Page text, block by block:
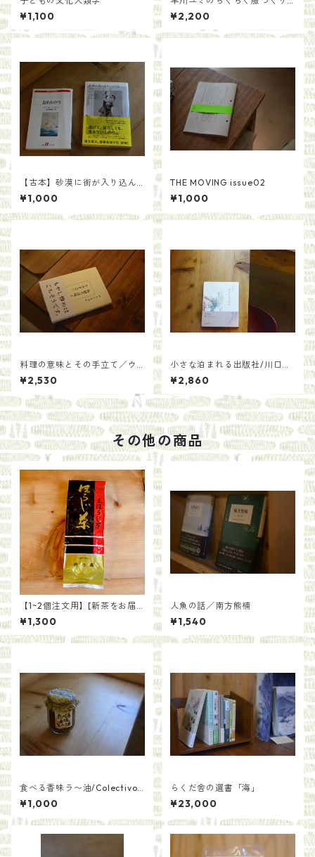
¥1,100
／早川ユミ
¥2,200
【古本】砂漠に街が入り込ん
だ日／グカ・ハン 著 原正人訳
¥1,000
THE MOVING issue02
¥1,000
料理の意味とその手立て／ウ
ー・ウェン
¥2,530
小さな泊まれる出版社/川口
瞬 來住友美
¥2,860
その他の商品
【1~2個注文用】[新茶をお届
け]一番茶を贅沢に 上ほうじ
茶（200g）
¥1,300
人魚の話／南方熊楠
¥1,540
食べる香味ラ〜油/Colectivo
Kumano
¥1,000
らくだ舎の選書「海」
¥23,000